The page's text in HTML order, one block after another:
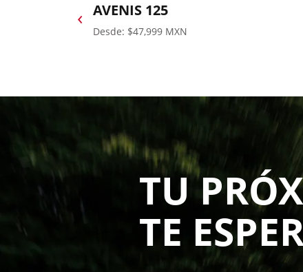
‹ AVENIS 125
Desde: $47,999 MXN
TU
TE